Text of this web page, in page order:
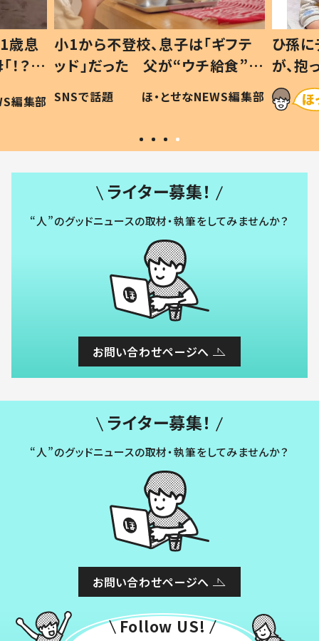
歳息
？」
編集部
小1から不登校、息子は「ギフテ
ッド」だった 父が“ウチ給食”を
作り続ける理由とは #令和の親
#令和の子
SNSで話題 ほ・とせなNEWS編集部
ひ孫
が、
「涙が
い」
ライター募集！
“人”のグッドニュースの取材・執筆をしてみませんか？
お問い合わせページへ
ライター募集！
“人”のグッドニュースの取材・執筆をしてみませんか？
お問い合わせページへ
Follow US!